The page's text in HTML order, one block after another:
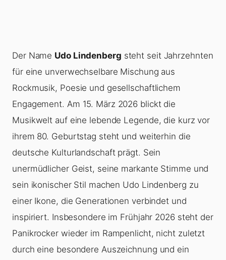
Der Name Udo Lindenberg steht seit Jahrzehnten
für eine unverwechselbare Mischung aus
Rockmusik, Poesie und gesellschaftlichem
Engagement. Am 15. März 2026 blickt die
Musikwelt auf eine lebende Legende, die kurz vor
ihrem 80. Geburtstag steht und weiterhin die
deutsche Kulturlandschaft prägt. Sein
unermüdlicher Geist, seine markante Stimme und
sein ikonischer Stil machen Udo Lindenberg zu
einer Ikone, die Generationen verbindet und
inspiriert. Insbesondere im Frühjahr 2026 steht der
Panikrocker wieder im Rampenlicht, nicht zuletzt
durch eine besondere Auszeichnung und ein